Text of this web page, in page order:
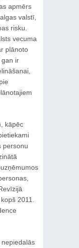
apmērs
valstī,
risku.
vecuma
plānoto
ir
kāpēc
personu
2011.